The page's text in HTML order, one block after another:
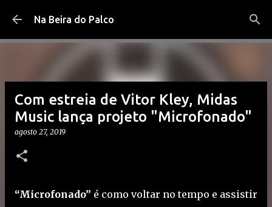
Pular para o conteúdo principal
Na Beira do Palco
Com estreia de Vitor Kley, Midas
Music lança projeto "Microfonado"
agosto 27, 2019
“Microfonado” é como voltar no tempo e assistir